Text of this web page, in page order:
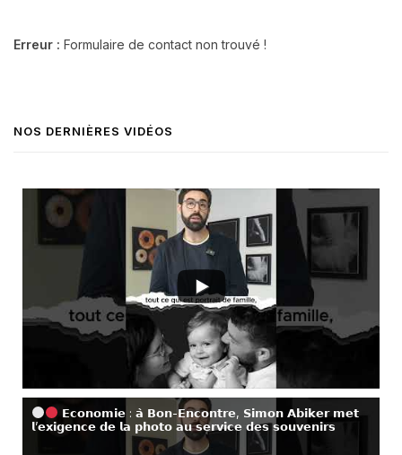
Erreur : Formulaire de contact non trouvé !
NOS DERNIÈRES VIDÉOS
𝗘𝗰𝗼𝗻𝗼𝗺𝗶𝗲 : 𝗮̀ 𝗕𝗼𝗻-𝗘𝗻𝗰𝗼𝗻𝘁𝗿𝗲, 𝗦𝗶𝗺𝗼𝗻 𝗔𝗯𝗶𝗸𝗲𝗿 𝗺𝗲𝘁
𝗹’𝗲𝘅𝗶𝗴𝗲𝗻𝗰𝗲 𝗱𝗲 𝗹𝗮 𝗽𝗵𝗼𝘁𝗼 𝗮𝘂 𝘀𝗲𝗿𝘃𝗶𝗰𝗲 𝗱𝗲𝘀 𝘀𝗼𝘂𝘃𝗲𝗻𝗶𝗿𝘀